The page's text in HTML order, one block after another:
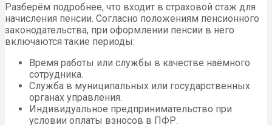
Разберём подробнее, что входит в страховой стаж для
начисления пенсии. Согласно положениям пенсионного
законодательства, при оформлении пенсии в него
включаются такие периоды:
Время работы или службы в качестве наёмного
сотрудника.
Служба в муниципальных или государственных
органах управления.
Индивидуальное предпринимательство при
условии оплаты взносов в ПФР.